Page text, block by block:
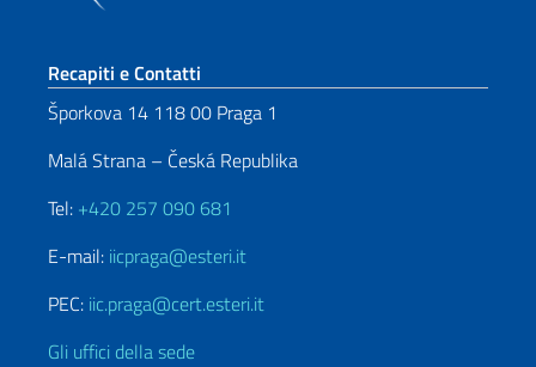
Sezione footer
Recapiti e Contatti
Šporkova 14 118 00 Praga 1
Malá Strana – Česká Republika
Tel: +420 257 090 681
E-mail: iicpraga@esteri.it
PEC: iic.praga@cert.esteri.it
Gli uffici della sede